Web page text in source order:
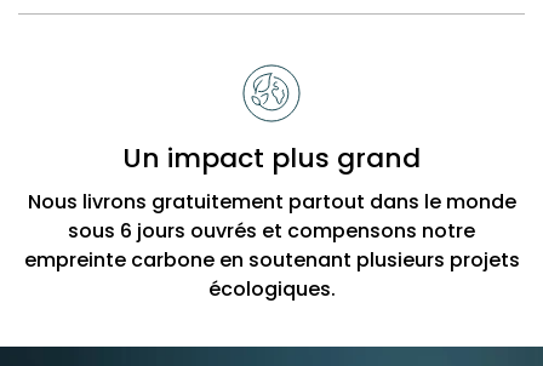
Un impact plus grand
Nous livrons gratuitement partout dans le monde
sous 6 jours ouvrés et compensons notre
empreinte carbone en soutenant plusieurs projets
écologiques.